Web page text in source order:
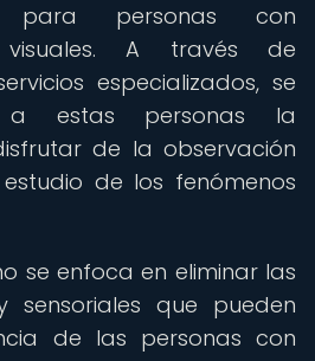
para personas con
visuales. A través de
especializados, se
a estas personas la
de la observación
de los fenómenos
se enfoca en eliminar las
sensoriales que pueden
de las personas con